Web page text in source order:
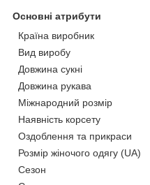
Основні атрибути
Країна виробник
Вид виробу
Довжина сукні
Довжина рукава
Міжнародний розмір
Наявність корсету
Оздоблення та прикраси
Розмір жіночого одягу (UA)
Сезон